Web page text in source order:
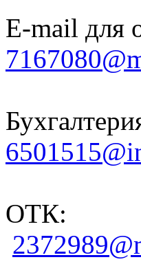
E-mail для
ОТК: